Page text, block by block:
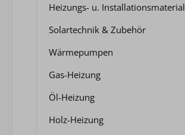
Heizungs- u. Installationsmaterial
Solartechnik & Zubehör
Wärmepumpen
Gas-Heizung
Öl-Heizung
Holz-Heizung